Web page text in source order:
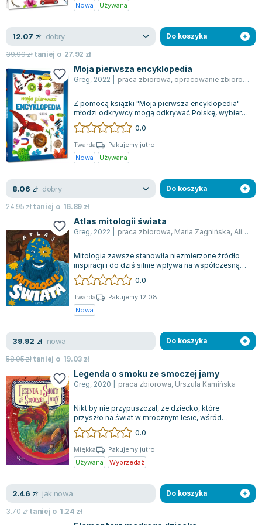
Książki do nauk przyrodniczych dla studentów
Książki do nauk społecznych dla studentów
Książki do nauk ścisłych dla studentów
Prawo - książki dla studentów
Technologia żywności - książki
Zarządzanie i marketing - książki
Nauka języków obcych - książki
Podręczniki dla nauczycieli - metodyka
Repetytoria, testy i materiały pomocnicze
Wanda Chotomska
Józef Ignacy Kraszewski
Clive Staples Lewis
Martyna Wojciechowska
Melissa De la Cruz
Blanka Lipińska
Jaś Kapela
Agatha Christie
Marcin Kowalczyk
Piotr Zychowicz
Joanna Jabłczyńska
Piotr Kościelny
Jan Piński
Zygmunt Freud
Agata Passent
Michel Moran
Katarzyna Miller
Antoine de Saint Exupery
Lew Tołstoj
Mark Twain
Marcin Meller
Paulina Młynarska
ks. Piotr Pawlukiewicz
Jarosław Sokołowski
Piotr Semka
Jarosław Iwaszkiewicz
Nowa
Używana
12.07 zł dobry
39.99złtaniej o 27.92 zł
Do koszyka
Moja pierwsza encyklopedia
Greg, 2022 praca zbiorowa, opracowanie zbiorowe
Z pomocą książki "Moja pierwsza encyklopedia"
młodzi odkrywcy mogą odkrywać Polskę, wybierać
się w kosmiczne podróże, zgłębiać taj...
0.0
Twarda
Pakujemy jutro
Nowa
Używana
8.06 zł dobry
24.95złtaniej o 16.89 zł
Do koszyka
Atlas mitologii świata
Greg, 2022 praca zbiorowa, Maria Zagnińska, Alicja Karczmarska-Strzebońska
Mitologia zawsze stanowiła niezmierzone źródło
inspiracji i do dziś silnie wpływa na współczesną
kulturę. Motywy oraz postacie wyw...
0.0
Twarda
Pakujemy 12.08
Nowa
39.92 zł nowa
58.95złtaniej o 19.03 zł
Do koszyka
Legenda o smoku ze smoczej jamy
Greg, 2020 praca zbiorowa, Urszula Kamińska
Nikt by nie przypuszczał, że dziecko, które
przyszło na świat w mrocznym lesie, wśród
odgłosów krakania ptaków, stanie się kiedyś...
0.0
Miękka
Pakujemy jutro
Używana
Wyprzedaż
2.46 zł jak nowa
3.70złtaniej o 1.24 zł
Do koszyka